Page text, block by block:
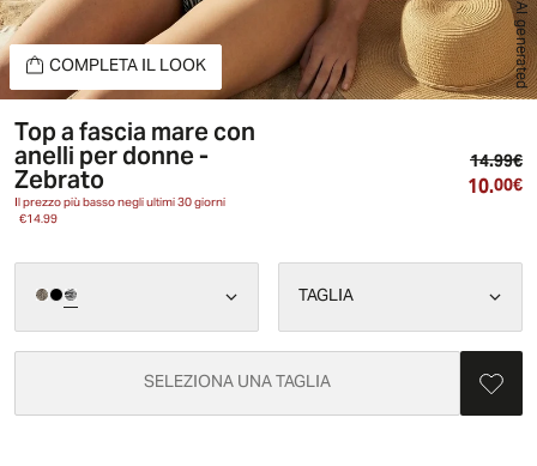
AI generated
COMPLETA IL LOOK
Top a fascia mare con
anelli per donne -
Zebrato
Il prezzo più basso negli ultimi 30 giorni
€14.99
14.99€
10.00€
TAGLIA
SELEZIONA UNA TAGLIA